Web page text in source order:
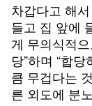
차갑다고 해
들고 집 앞에
게 무의식적
당”하며 “합
큼 무겁다는
른 외도에 분